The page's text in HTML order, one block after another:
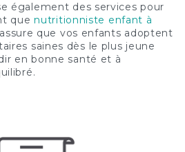
également des services pour
quenutritionniste enfant à
que vos enfants adoptent
saines dès le plus jeune
en bonne santé et à